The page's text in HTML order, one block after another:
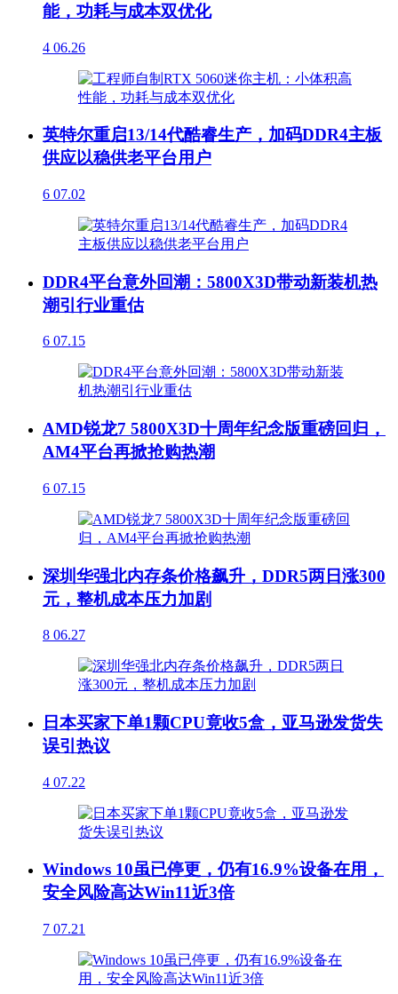
能，功耗与成本双优化
4 06.26
英特尔重启13/14代酷睿生产，加码DDR4主板
供应以稳供老平台用户
6 07.02
DDR4平台意外回潮：5800X3D带动新装机热
潮引行业重估
6 07.15
AMD锐龙7 5800X3D十周年纪念版重磅回归，
AM4平台再掀抢购热潮
6 07.15
深圳华强北内存条价格飙升，DDR5两日涨300
元，整机成本压力加剧
8 06.27
日本买家下单1颗CPU竟收5盒，亚马逊发货失
误引热议
4 07.22
Windows 10虽已停更，仍有16.9%设备在用，
安全风险高达Win11近3倍
7 07.21